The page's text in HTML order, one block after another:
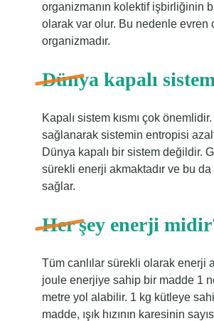
organizmanın kolektif işbirliğinin
olarak var olur. Bu nedenle evren
organizmadır.
Dünya kapalı
Kapalı sistem kısmı çok
sağlanarak sistemin entropisi
Dünya kapalı bir sistem değildir.
sürekli enerji akmaktadır ve bu
sağlar.
Her şey enerji
Tüm canlılar sürekli olarak enerji
joule enerjiye sahip bir madde 1
metre yol alabilir. 1 kg kütleye
madde, ışık hızının karesinin